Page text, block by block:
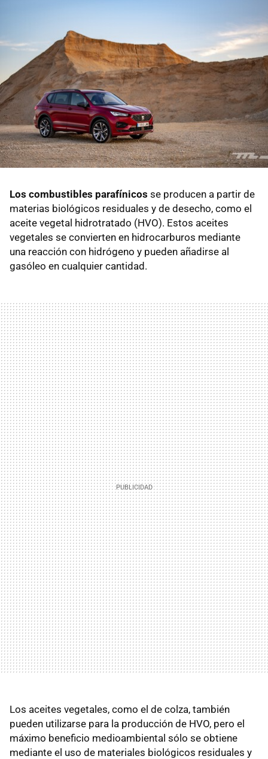
Los combustibles parafínicos se producen a partir de
materias biológicos residuales y de desecho, como el
aceite vegetal hidrotratado (HVO). Estos aceites
vegetales se convierten en hidrocarburos mediante
una reacción con hidrógeno y pueden añadirse al
gasóleo en cualquier cantidad.
Los aceites vegetales, como el de colza, también
pueden utilizarse para la producción de HVO, pero el
máximo beneficio medioambiental sólo se obtiene
mediante el uso de materiales biológicos residuales y